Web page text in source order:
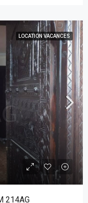
LOCATION VACANCES
214AG